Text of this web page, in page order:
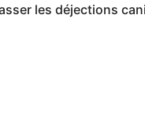
les déjections